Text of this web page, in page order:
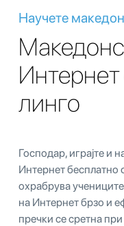
Научете
линго
Господар, играјте и
Интернет бесплатно
охрабрува
на Интернет брзо и
пречки се сретна